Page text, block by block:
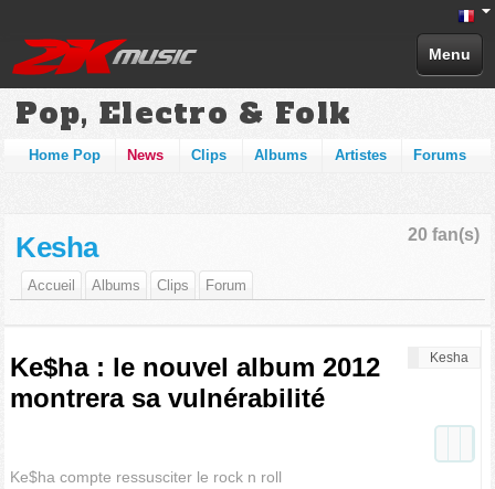
Menu
Pop, Electro & Folk
Home Pop News Clips Albums Artistes Forums
20 fan(s)
Kesha
Accueil Albums Clips Forum
Kesha
Ke$ha : le nouvel album 2012
montrera sa vulnérabilité
Ke$ha compte ressusciter le rock n roll